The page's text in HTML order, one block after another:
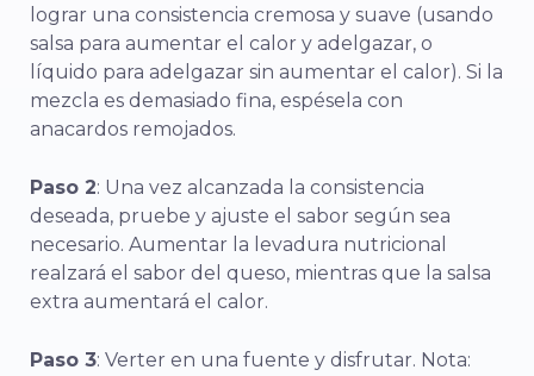
lograr una consistencia cremosa y suave (usando
salsa para aumentar el calor y adelgazar, o
líquido para adelgazar sin aumentar el calor). Si la
mezcla es demasiado fina, espésela con
anacardos remojados.
Paso 2: Una vez alcanzada la consistencia
deseada, pruebe y ajuste el sabor según sea
necesario. Aumentar la levadura nutricional
realzará el sabor del queso, mientras que la salsa
extra aumentará el calor.
Paso 3: Verter en una fuente y disfrutar. Nota: